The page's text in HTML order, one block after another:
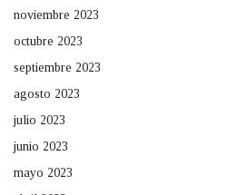
noviembre 2023
octubre 2023
septiembre 2023
agosto 2023
julio 2023
junio 2023
mayo 2023